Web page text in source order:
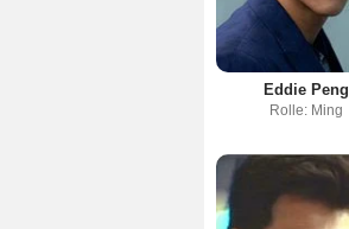
Eddie Peng
Rolle: Ming